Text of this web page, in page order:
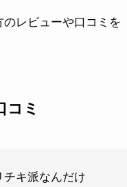
のレビューや口コミを
コミ
キ派なんだけ